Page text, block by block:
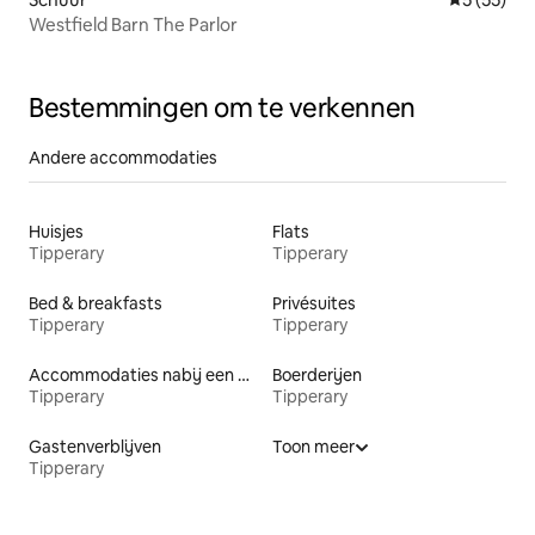
Westfield Barn The Parlor
Bestemmingen om te verkennen
Andere accommodaties
Huisjes
Tipperary
Flats
Tipperary
Bed & breakfasts
Tipperary
Privésuites
Tipperary
Accommodaties nabij een meer
Tipperary
Boerderijen
Tipperary
Gastenverblijven
Tipperary
Toon meer